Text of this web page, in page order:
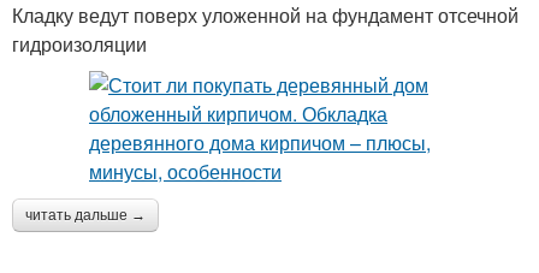
Кладку ведут поверх уложенной на фундамент отсечной
гидроизоляции
читать дальше →